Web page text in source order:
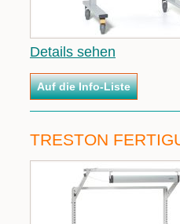
Details sehen
TRESTON